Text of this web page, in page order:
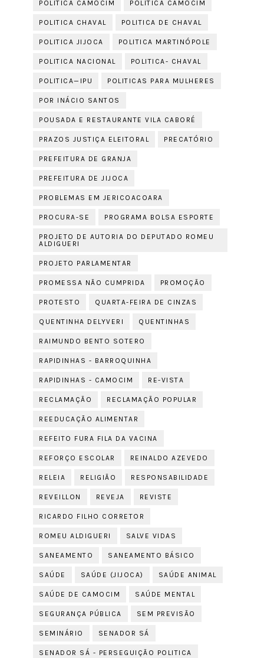
POLITICA CAMOCIM POLÍTICA CAMOCIM
POLITICA CHAVAL POLITICA DE CHAVAL
POLITICA JIJOCA POLITICA MARTINÓPOLE
POLITICA NACIONAL POLITICA- CHAVAL
POLITICA—IPU POLITICAS PARA MULHERES
POR INÁCIO SANTOS
POUSADA E RESTAURANTE VILA CABORÉ
PRAZOS JUSTIÇA ELEITORAL PRECATÓRIO
PREFEITURA DE GRANJA
PREFEITURA DE JIJOCA
PROBLEMAS EM JERICOACOARA
PROCURA-SE PROGRAMA BOLSA ESPORTE
PROJETO DE AUTORIA DO DEPUTADO ROMEU
ALDIGUERI
PROJETO PARLAMENTAR
PROMESSA NÃO CUMPRIDA PROMOÇÃO
PROTESTO QUARTA-FEIRA DE CINZAS
QUENTINHA DELYVERI QUENTINHAS
RAIMUNDO BENTO SOTERO
RAPIDINHAS - BARROQUINHA
RAPIDINHAS - CAMOCIM RE-VISTA
RECLAMAÇÃO RECLAMAÇÃO POPULAR
REEDUCAÇÃO ALIMENTAR
REFEITO FURA FILA DA VACINA
REFORÇO ESCOLAR REINALDO AZEVEDO
RELEIA RELIGIÃO RESPONSABILIDADE
REVEILLON REVEJA REVISTE
RICARDO FILHO CORRETOR
ROMEU ALDIGUERI SALVE VIDAS
SANEAMENTO SANEAMENTO BÁSICO
SAÚDE SAÚDE (JIJOCA) SAÚDE ANIMAL
SAÚDE DE CAMOCIM SAÚDE MENTAL
SEGURANÇA PÚBLICA SEM PREVISÃO
SEMINÁRIO SENADOR SÁ
SENADOR SÁ - PERSEGUIÇÃO POLITICA